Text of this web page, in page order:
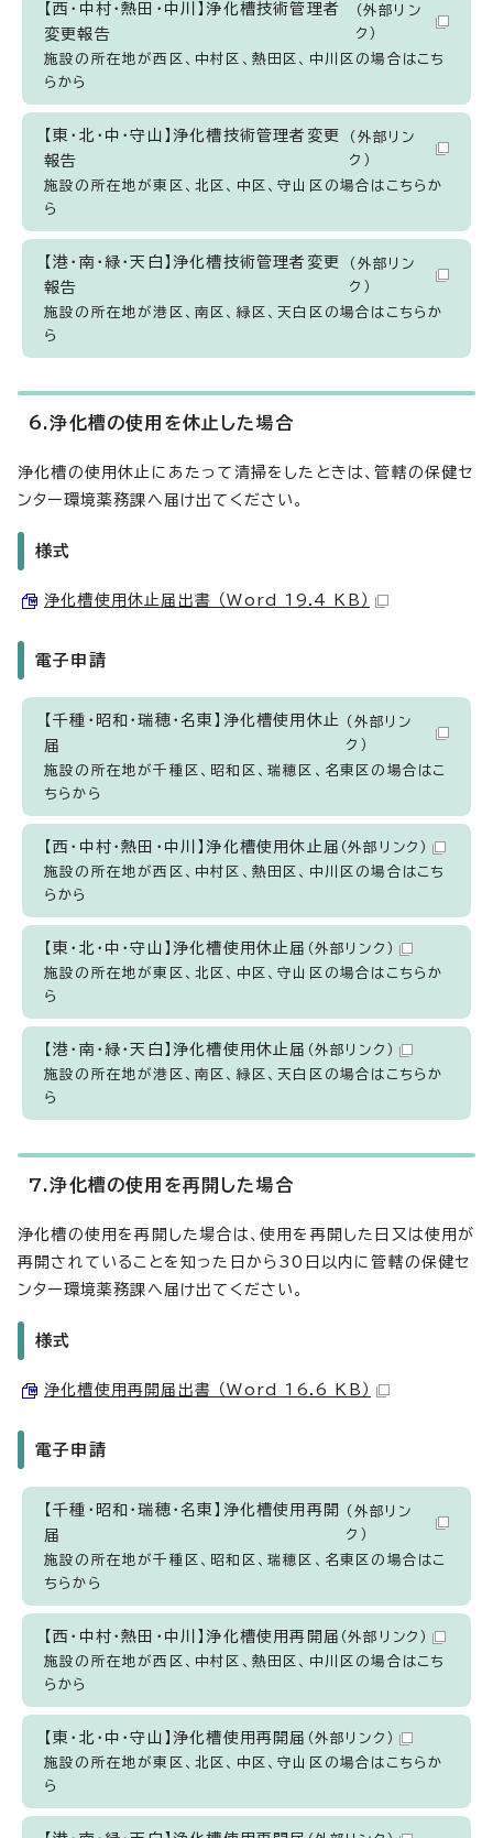
【西・中村・熱田・中川】浄化槽技術管理者
変更報告
（外部リン
ク）
施設の所在地が西区、中村区、熱田区、中川区の場合はこち
らから
【東・北・中・守山】浄化槽技術管理者変更
報告
（外部リン
ク）
施設の所在地が東区、北区、中区、守山区の場合はこちらか
ら
【港・南・緑・天白】浄化槽技術管理者変更
報告
（外部リン
ク）
施設の所在地が港区、南区、緑区、天白区の場合はこちらか
ら
6.浄化槽の使用を休止した場合
浄化槽の使用休止にあたって清掃をしたときは、管轄の保健セ
ンター環境薬務課へ届け出てください。
様式
浄化槽使用休止届出書 （Word 19.4 KB）
電子申請
【千種・昭和・瑞穂・名東】浄化槽使用休止
届
（外部リン
ク）
施設の所在地が千種区、昭和区、瑞穂区、名東区の場合はこ
ちらから
【西・中村・熱田・中川】浄化槽使用休止届 （外部リンク）
施設の所在地が西区、中村区、熱田区、中川区の場合はこち
らから
【東・北・中・守山】浄化槽使用休止届 （外部リンク）
施設の所在地が東区、北区、中区、守山区の場合はこちらか
ら
【港・南・緑・天白】浄化槽使用休止届 （外部リンク）
施設の所在地が港区、南区、緑区、天白区の場合はこちらか
ら
7.浄化槽の使用を再開した場合
浄化槽の使用を再開した場合は、使用を再開した日又は使用が
再開されていることを知った日から30日以内に管轄の保健セ
ンター環境薬務課へ届け出てください。
様式
浄化槽使用再開届出書 （Word 16.6 KB）
電子申請
【千種・昭和・瑞穂・名東】浄化槽使用再開
届
（外部リン
ク）
施設の所在地が千種区、昭和区、瑞穂区、名東区の場合はこ
ちらから
【西・中村・熱田・中川】浄化槽使用再開届 （外部リンク）
施設の所在地が西区、中村区、熱田区、中川区の場合はこち
らから
【東・北・中・守山】浄化槽使用再開届 （外部リンク）
施設の所在地が東区、北区、中区、守山区の場合はこちらか
ら